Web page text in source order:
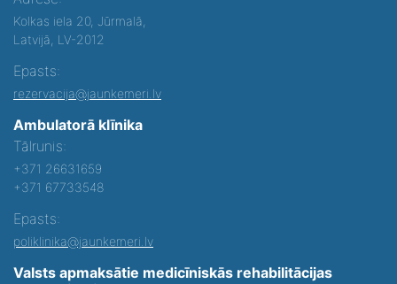
Kolkas iela 20, Jūrmalā,
Latvijā, LV-2012
Epasts:
rezervacija@jaunkemeri.lv
Ambulatorā klīnika
Tālrunis:
+371 26631659
+371 67733548
Epasts:
poliklinika@jaunkemeri.lv
Valsts apmaksātie medicīniskās rehabilitācijas